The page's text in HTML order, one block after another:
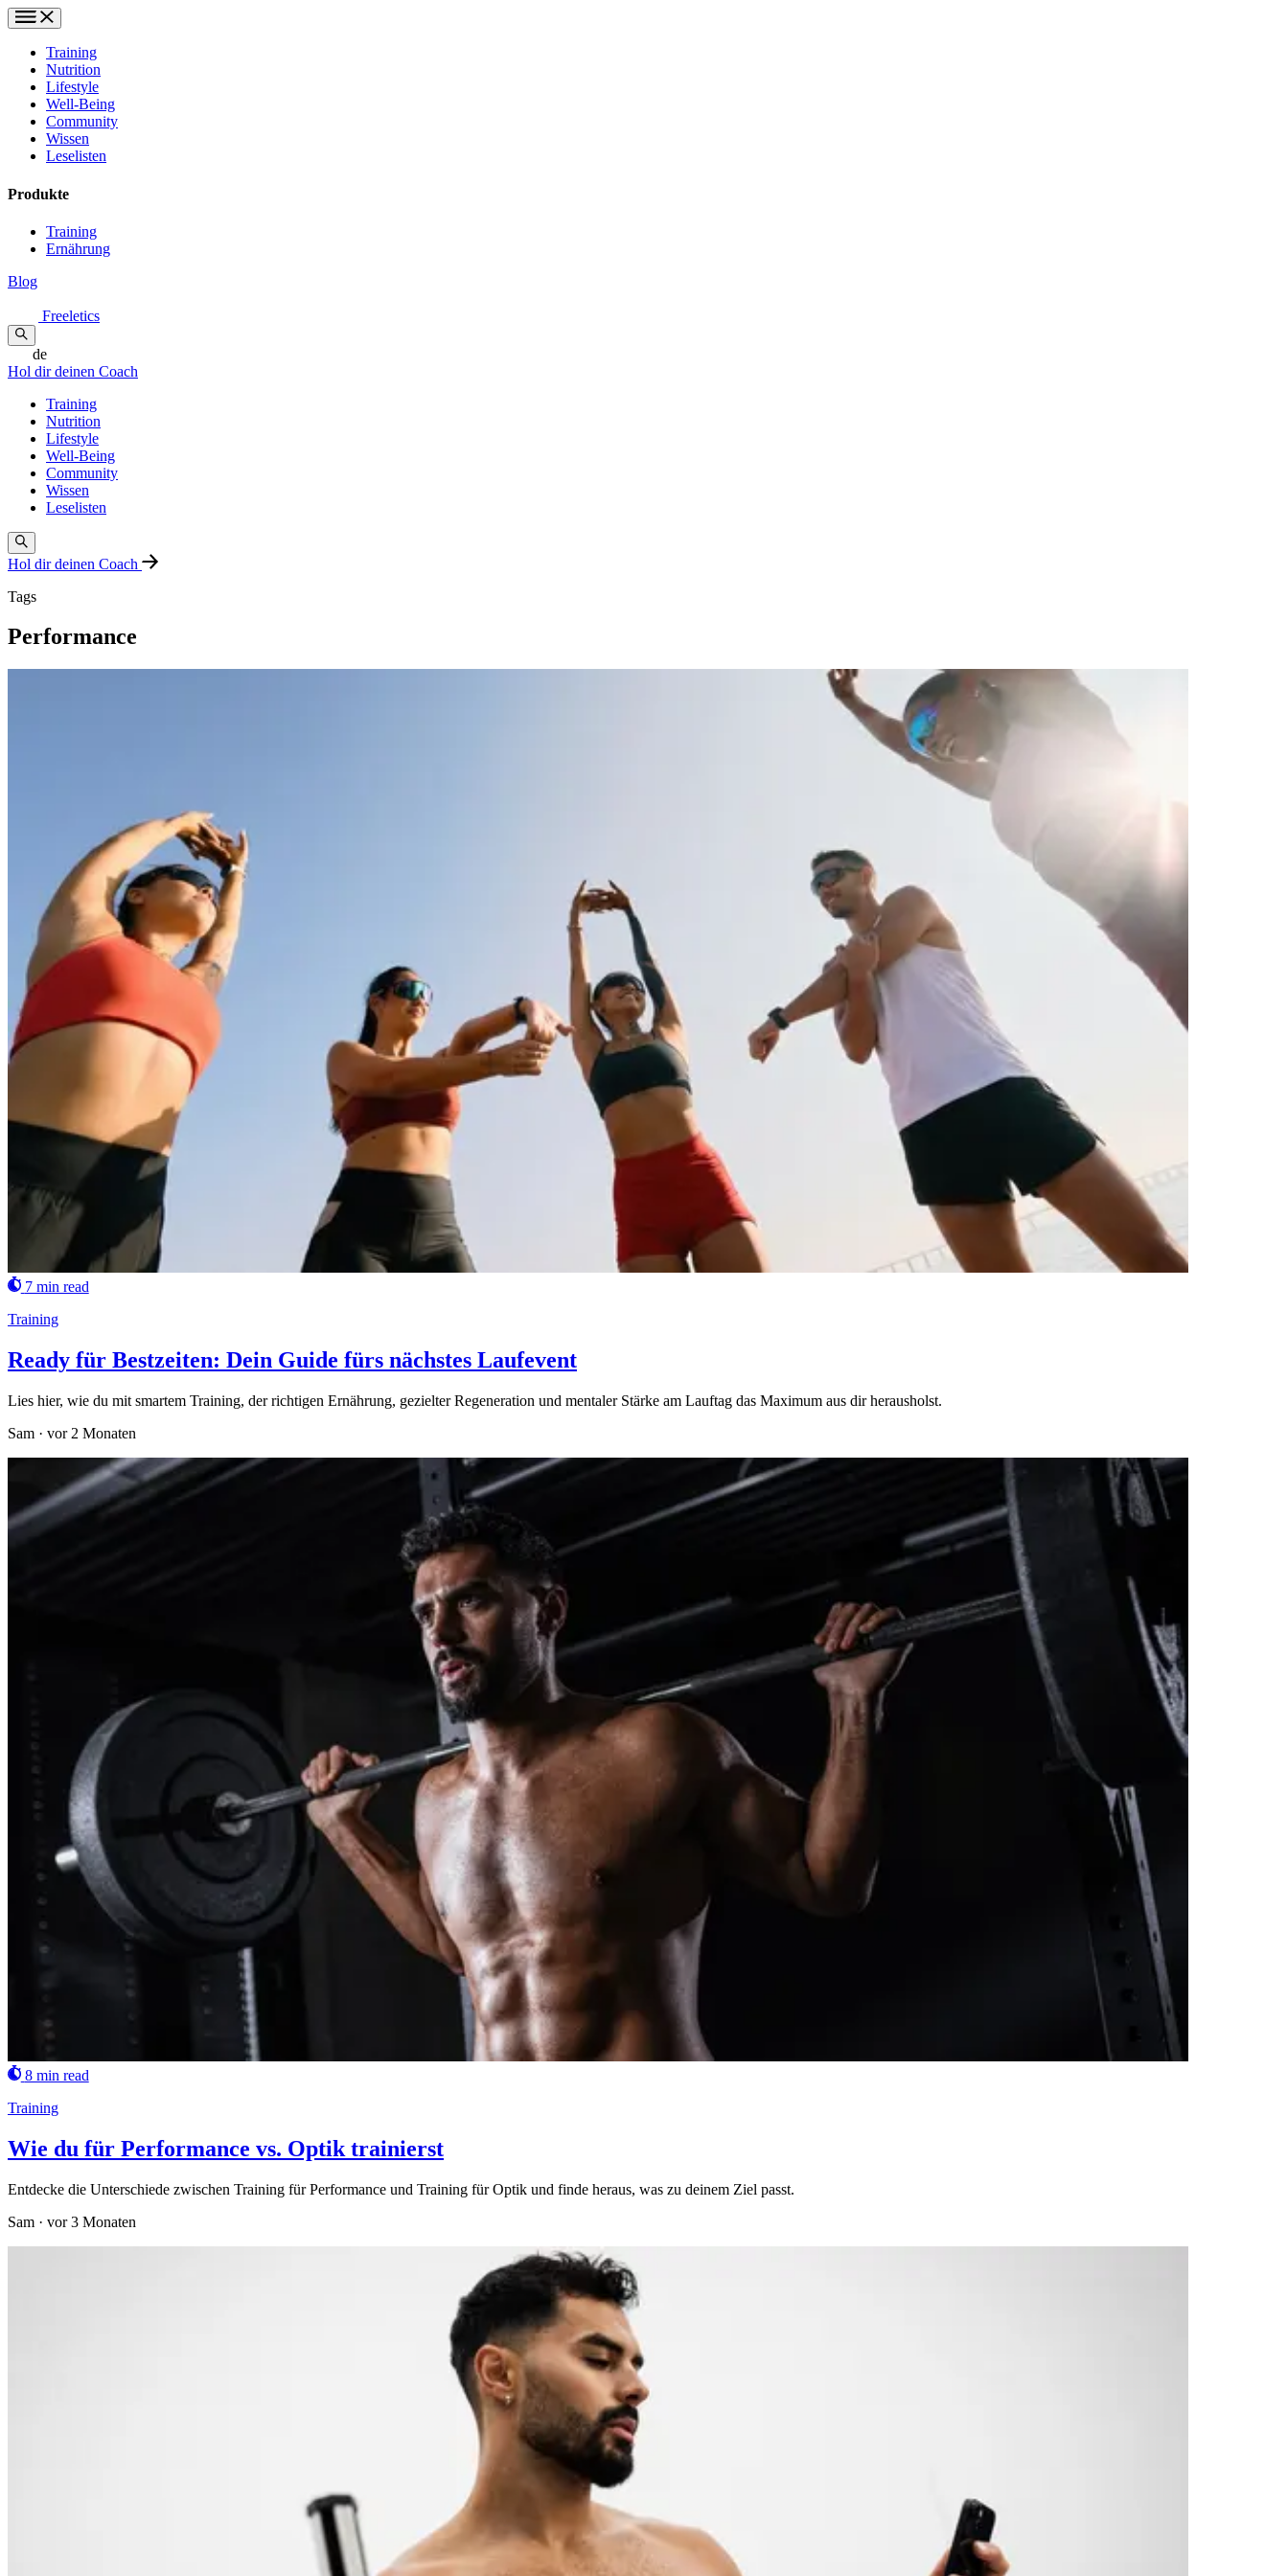
Training
Nutrition
Lifestyle
Well-Being
Community
Wissen
Leselisten
Produkte
Training
Ernährung
Blog
Freeletics
de
Hol dir deinen Coach
Training
Nutrition
Lifestyle
Well-Being
Community
Wissen
Leselisten
Hol dir deinen Coach
Tags
Performance
7 min read
Training
Ready für Bestzeiten: Dein Guide fürs nächstes Laufevent
Lies hier, wie du mit smartem Training, der richtigen Ernährung, gezielter Regeneration und mentaler Stärke am Lauftag das Maximum aus dir herausholst.
Sam · vor 2 Monaten
8 min read
Training
Wie du für Performance vs. Optik trainierst
Entdecke die Unterschiede zwischen Training für Performance und Training für Optik und finde heraus, was zu deinem Ziel passt.
Sam · vor 3 Monaten